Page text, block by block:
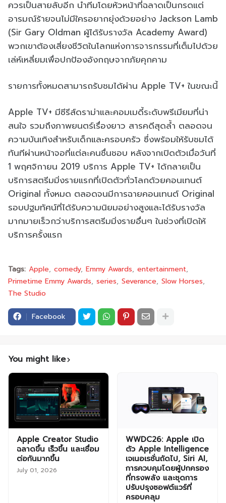
ควรเป็นสายลับอีก นำทีมโดยหัวหน้าที่ฉลาดเป็นกรดแต่
อารมณ์ร้ายจนไม่มีใครอยากยุ่งด้วยอย่าง Jackson Lamb
(Sir Gary Oldman ผู้ได้รับรางวัล Academy Award)
พวกเขาต้องเสี่ยงชีวิตในโลกแห่งการจารกรรมที่เต็มไปด้วย
เล่ห์เหลี่ยมเพื่อปกป้องอังกฤษจากภัยคุกคาม
รายการทั้งหมดสามารถรับชมได้ผ่าน Apple TV+ ในขณะนี้
Apple TV+ มีซีรีส์ดราม่าและคอมเมดี้ระดับพรีเมียมที่น่า
สนใจ รวมถึงภาพยนตร์เรื่องยาว สารคดีสุดล้ำ ตลอดจน
ความบันเทิงสำหรับเด็กและครอบครัว ซึ่งพร้อมให้รับชมได้
ทันทีผ่านหน้าจอที่แต่ละคนชื่นชอบ หลังจากเปิดตัวเมื่อวันที่
1 พฤศจิกายน 2019 บริการ Apple TV+ ได้กลายเป็น
บริการสตรีมมิ่งรายแรกที่เปิดตัวทั่วโลกด้วยคอนเทนต์
Original ทั้งหมด ตลอดจนมีการฉายคอนเทนต์Original
รอบปฐมทัศน์ที่ได้รับความนิยมอย่างสูงและได้รับรางวัล
มากมายเร็วกว่าบริการสตรีมมิ่งรายอื่นๆ ในช่วงที่เปิดให้
บริการครั้งแรก
Tags: Apple comedy Emmy Awards entertainment
Primetime Emmy Awards series Severance Slow Horses
The Studio
Facebook
You might like
Apple Creator Studio
ฉลาดขึ้น เร็วขึ้น และเชื่อม
ต่อกันมากขึ้น
July 01, 2026
WWDC26: Apple เปิด
ตัว Apple Intelligence
เจเนอเรชั่นถัดไป, Siri AI,
การควบคุมโดยผู้ปกครอง
ที่ทรงพลัง และชุดการ
ปรับปรุงซอฟต์แวร์ที่
ครอบคลุม